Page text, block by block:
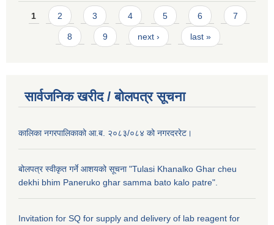
Pages
1 2 3 4 5 6 7
8 9 next › last »
सार्वजनिक खरीद / बाेलपत्र सूचना
कालिका नगरपालिकाको आ.ब. २०८३/०८४ को नगरदररेट।
बोलपत्र स्वीकृत गर्ने आशयको सूचना "Tulasi Khanalko Ghar cheu
dekhi bhim Paneruko ghar samma bato kalo patre".
Invitation for SQ for supply and delivery of lab reagent for